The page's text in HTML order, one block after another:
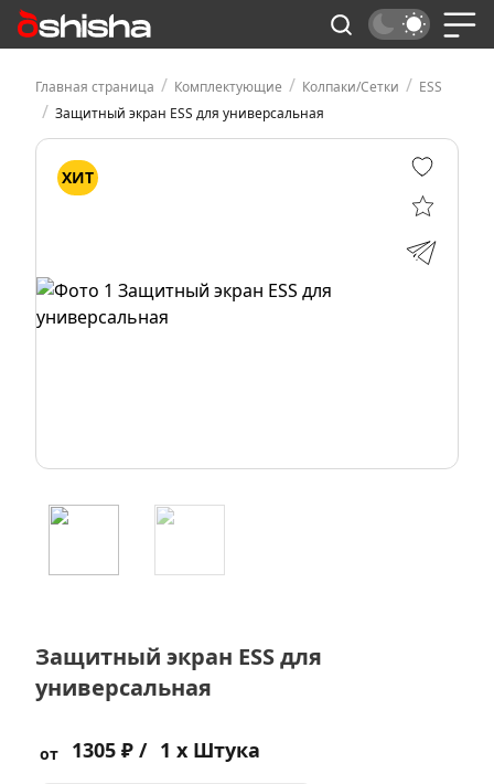
Главная страница / Комплектующие / Колпаки/Сетки / ESS
/ Защитный экран ESS для универсальная
ХИТ
Защитный экран ESS для
универсальная
от 1305 ₽ / 1 x Штука